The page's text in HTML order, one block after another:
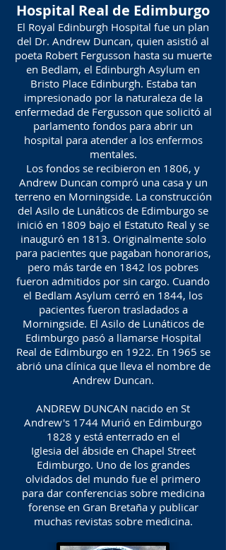
Hospital Real de Edimburgo
El Royal Edinburgh Hospital fue un plan
del Dr. Andrew Duncan, quien asistió al
poeta Robert Fergusson hasta su muerte
en Bedlam, el Edinburgh Asylum en
Bristo Place Edinburgh. Estaba tan
impresionado por la naturaleza de la
enfermedad de Fergusson que solicitó al
parlamento fondos para abrir un
hospital para atender a los enfermos
mentales.
Los fondos se recibieron en 1806, y
Andrew Duncan compró una casa y un
terreno en Morningside. La construcción
del Asilo de Lunáticos de Edimburgo se
inició en 1809 bajo el Estatuto Real y se
inauguró en 1813. Originalmente solo
para pacientes que pagaban honorarios,
pero más tarde en 1842 los pobres
fueron admitidos por sin cargo. Cuando
el Bedlam Asylum cerró en 1844, los
pacientes fueron trasladados a
Morningside. El Asilo de Lunáticos de
Edimburgo pasó a llamarse Hospital
Real de Edimburgo en 1922. En 1965 se
abrió una clínica que lleva el nombre de
Andrew Duncan.
ANDREW DUNCAN nacido en St
Andrew's 1744 Murió en Edimburgo
1828 y está enterrado en el
Iglesia del ábside en Chapel Street
Edimburgo. Uno de los grandes
olvidados del mundo fue el primero
para dar conferencias sobre medicina
forense en Gran Bretaña y publicar
muchas revistas sobre medicina.